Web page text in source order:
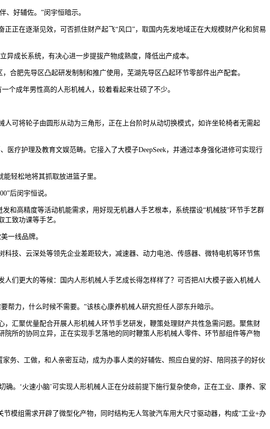
好辅佐。”闵宇恒暗示。
在逐渐见效，可否抓住财产起飞“风口”，取国内先发地域正在大规模财产化和贸易
成长系统，有决心进一步提拔产物成熟度，降低出产成本。
肥先导区凸起研发制制和推广使用，芜湖先导区凸起环节零部件出产配套。
成年男性高的人形机械人，较着看起来壮硕了不少。
可将轮子由圆形从动为三角形，正在上台阶时从动切换模式，如许坐轮椅者无需起
疗护理及教育文娱范畴。它接入了大模子DeepSeek，并通过本身强化进修可实现行
轻松地将其抓取放进篮子里。
后闵宇恒说。
高精度等活动机能需求，用好现无机器人手艺根本，系统摆设“机械肢”环节手艺群
致功课等手艺。
一线品牌。
技、云深处等领先企业差距较大，减速器、动力电池、传感器、微特电机等环节焦
们更大的等候：国内人形机械人手艺成长得怎样样了？可否把AI大模子嵌入机械人
力，什么时候不需要。”该核心康养机械人研究担任人邵东升暗示。
汇聚优量配合开展人形机械人环节手艺研发，鞭策处理财产共性急需问题。聚焦财
所的协同立异，正在实现手艺落地的同时鞭策人形机械人零件、环节部组件等产物
、工做，和人亲密互动，成为办事人类的好辅佐、照应白叟的好、陪同孩子的好伙
。‘火速小脑’可实现人形机械人正在分歧前提下施行复杂使命，正在工业、康养、家
组需求开辟了微型化产物，同时结构无人驾驶汽车用大尺寸驱动器，构成“工业+办